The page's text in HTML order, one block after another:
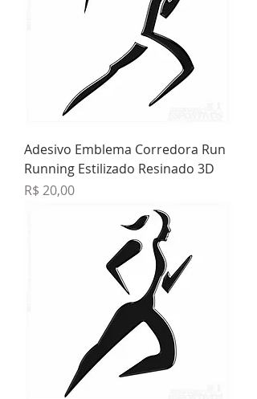
Adesivo Emblema Corredora Run
Running Estilizado Resinado 3D
Preço
R$ 20,00